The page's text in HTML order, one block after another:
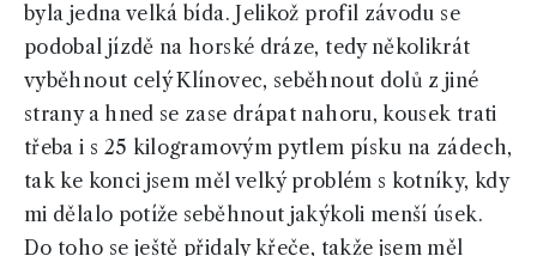
byla jedna velká bída. Jelikož profil závodu se
podobal jízdě na horské dráze, tedy několikrát
vyběhnout celý Klínovec, seběhnout dolů z jiné
strany a hned se zase drápat nahoru, kousek trati
třeba i s 25 kilogramovým pytlem písku na zádech,
tak ke konci jsem měl velký problém s kotníky, kdy
mi dělalo potíže seběhnout jakýkoli menší úsek.
Do toho se ještě přidaly křeče, takže jsem měl